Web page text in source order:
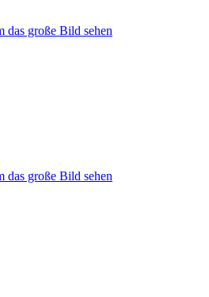
das große Bild sehen
das große Bild sehen